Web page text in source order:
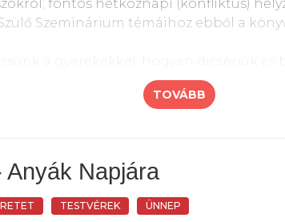
fontos hétköznapi (konfliktus)
Szeminárium témáihoz ebből a
(mert kudarcra vezet), hogyan és mit
mit jelent a fegyelem..? Külön fejezetek
szorul a szülő pszichológiai segítségre.
témája és a szexuális nevelés kérdése,
témák.
illetve a könyvből két
TOVÁBB
Anyák Napjára
TESTVÉREK ÜNNEP